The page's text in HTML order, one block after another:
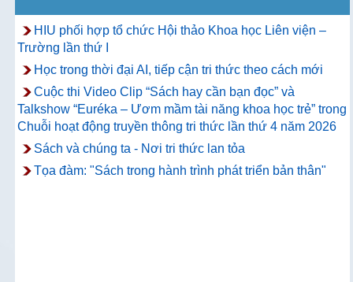
HIU phối hợp tổ chức Hội thảo Khoa học Liên viện –
Trường lần thứ I
Học trong thời đại AI, tiếp cận tri thức theo cách mới
Cuộc thi Video Clip “Sách hay cần bạn đọc” và
Talkshow “Euréka – Ươm mầm tài năng khoa học trẻ” trong
Chuỗi hoạt động truyền thông tri thức lần thứ 4 năm 2026
Sách và chúng ta - Nơi tri thức lan tỏa
Tọa đàm: "Sách trong hành trình phát triển bản thân"